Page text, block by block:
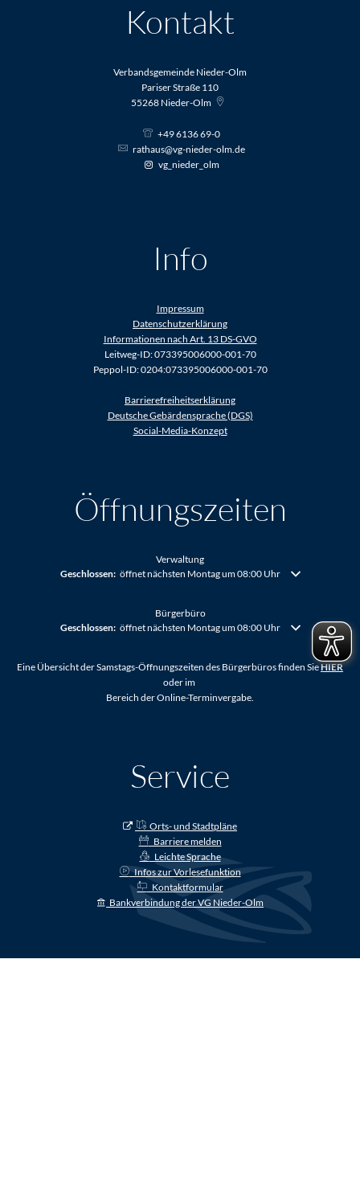
Kontakt
Verbandsgemeinde Nieder-Olm
Pariser Straße 110
55268 Nieder-Olm
+49 6136 69-0
rathaus@vg-nieder-olm.de
vg_nieder_olm
Info
Impressum
Datenschutzerklärung
Informationen nach Art. 13 DS-GVO
Leitweg-ID: 073395006000-001-70
Peppol-ID: 0204:073395006000-001-70
Barrierefreiheitserklärung
Deutsche Gebärdensprache (DGS)
Social-Media-Konzept
Öffnungszeiten
Verwaltung
Klicken, um weitere Öffnungs- oder Schließzeiten auszublenden
Geschlossen: öffnet nächsten Montag um 08:00 Uhr
Bürgerbüro
Klicken, um weitere Öffnungs- oder Schließzeiten auszublenden
Geschlossen: öffnet nächsten Montag um 08:00 Uhr
Eine Übersicht der Samstags-Öffnungszeiten des Bürgerbüros finden SieHIER
oder im
Bereich der Online-Terminvergabe.
Service
Orts- und Stadtpläne
Barriere melden
Leichte Sprache
Infos zur Vorlesefunktion
Kontaktformular
Bankverbindung der VG Nieder-Olm